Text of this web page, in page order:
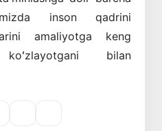
inson qadrini
amaliyotga keng
bilan